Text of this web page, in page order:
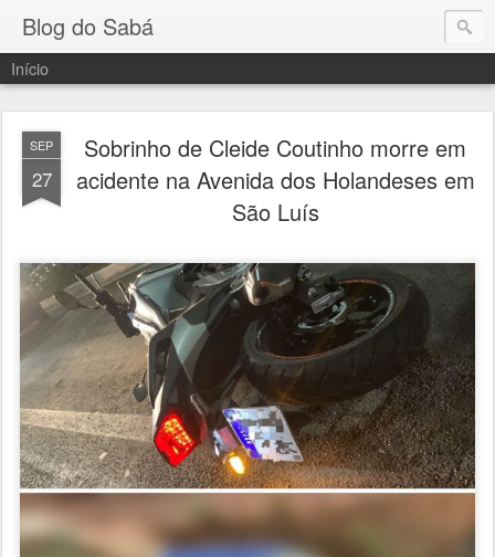
Blog do Sabá
Início
SEP
27
Sobrinho de Cleide Coutinho morre em
acidente na Avenida dos Holandeses em
São Luís